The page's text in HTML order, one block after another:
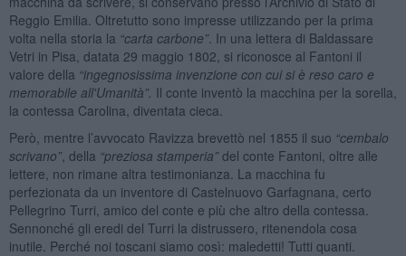
Reggio Emilia. Oltretutto sono impresse utilizzando per la prima
volta nella storia la “carta carbone”. In una lettera di Baldassare
Vetri in Pisa, datata 29 maggio 1802, si riconosce al Fantoni il
valore della “ingegnosissima invenzione con cui si è reso caro e
memorabile all'Umanità”. Il conte inventò la macchina per la sorella,
la contessa Carolina, diventata cieca.
Però, mentre l’avvocato Ravizza brevettò nel 1855 il suo “cembalo
scrivano”, della “preziosa stamperia”del conte Fantoni, oltre alle
lettere, non rimane altra testimonianza. La macchina fu
perfezionata da un inventore di Castelnuovo Garfagnana, certo
Pellegrino Turri, amico del conte e più che altro della contessa.
Sennonché gli eredi del Turri la distrussero, ritenendola cosa
inutile. Perché noi toscani siamo così: maledetti! Tutti quanti.